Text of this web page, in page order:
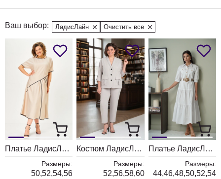
Ваш выбор: ЛадисЛайн Очистить все
Платье ЛадисЛайн 1589
Размеры:
50,52,54,56
Костюм ЛадисЛайн 1588
Размеры:
52,56,58,60
Платье ЛадисЛайн 1587 белый
Размеры:
44,46,48,50,52,54